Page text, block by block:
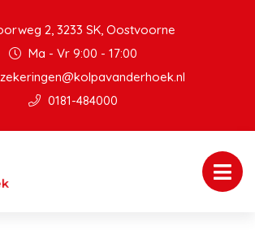
2, 3233 SK, Oostvoorne
Ma - Vr 9:00 - 17:00
0181-484000